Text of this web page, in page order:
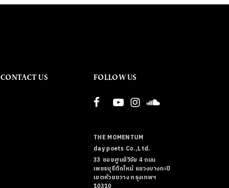
CONTACT US FOLLOW US
THE MOMENTUM
day poets Co.,Ltd.
33 ซอยศูนย์วิจัย 4 ถนน
เพชรบุรีตัดใหม่ แขวงบางกะปิ
เขตห้วยขวาง กรุงเทพฯ